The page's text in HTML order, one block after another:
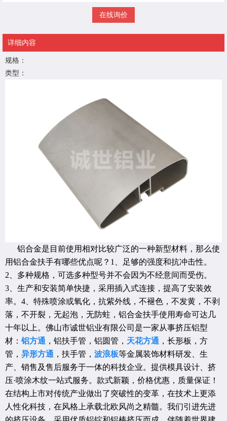
在线询价
详细内容
规格：
类型：
铝合金是目前使用相对比较广泛的一种新型材料，那么使
用铝合金扶手有哪些优点呢？1、足够的强度和抗冲击性。
2、多种规格，可选多种型号并不会因为不经意间而受伤。
3、生产和安装简单快捷，采用插入式连接，提高了安装效
率。4、特殊喷涂或氧化，抗紫外线，不褪色，不发黄，不剥
落，不开裂，无起泡，无防蛀，铝合金扶手使用寿命可达几
十年以上。佛山市诚世铝业有限公司是一家从事挤压铝型
材： 铝方通 ，铝扶手管，铝圆管， 天花方通 ，长形板，方
管， 异形方通 ，扶手管， 波浪板等金属装饰材料研发、生
产、销售及售后服务于一体的科技企业。提供模具设计、挤
压·喷涂木纹一站式服务。款式新颖，价格优惠，质量保证！
在结构上市对传统产业做出了突破性的变革，在技术上更添
人性化科技，在风格上承载北欧风尚之精髓。我们引进先进